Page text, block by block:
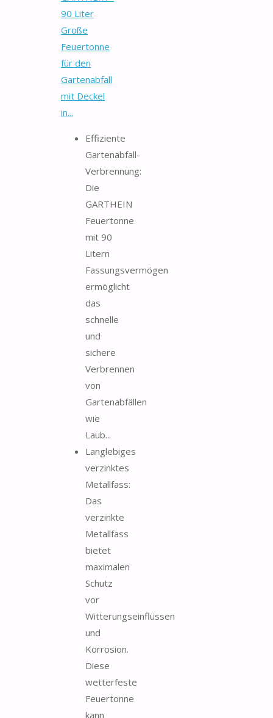
90 Liter
Große
Feuertonne
für den
Gartenabfall
mit Deckel
in...
Effiziente
Gartenabfall-
Verbrennung:
Die
GARTHEIN
Feuertonne
mit 90
Litern
Fassungsvermögen
ermöglicht
das
schnelle
und
sichere
Verbrennen
von
Gartenabfällen
wie
Laub...
Langlebiges
verzinktes
Metallfass:
Das
verzinkte
Metallfass
bietet
maximalen
Schutz
vor
Witterungseinflüssen
und
Korrosion.
Diese
wetterfeste
Feuertonne
kann